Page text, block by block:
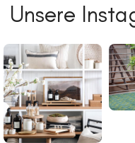
Unsere